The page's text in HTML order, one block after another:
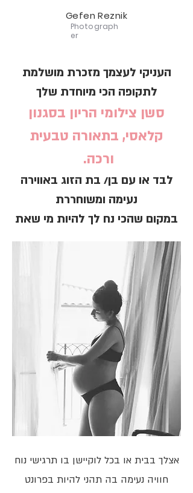
Gefen Reznik
Photograph
er
העניקי לעצמך מזכרת מושלמת
לתקופה הכי מיוחדת שלך
סשן צילומי הריון בסגנון
קלאסי, בתאורה טבעית
ורכה.
לבד או עם בן/ בת הזוג באווירה
נעימה ומשוחררת
במקום שהכי נח לך להיות מי שאת
אצלך בבית או בכל לוקיישן בו תרגישי נוח
חוויה נעימה בה תהני להיות בפרונט